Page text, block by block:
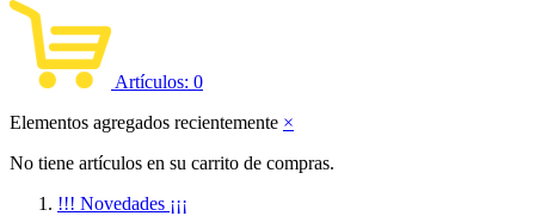
Artículos: 0
Elementos agregados recientemente ×
No tiene artículos en su carrito de compras.
!!! Novedades ¡¡¡